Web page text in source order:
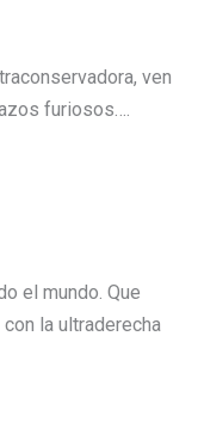
ven
furiosos….
el mundo. Que
la ultraderecha